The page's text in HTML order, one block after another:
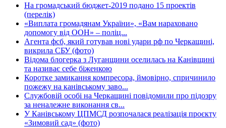
На громадський бюджет-2019 подано 15 проектів
(перелік)
«Виплата громадянам України», «Вам нараховано
допомогу від ООН» – поліц...
Агента фсб, який готував нові удари рф по Черкащині,
викрила СБУ (фото)
Відома блогерка з Луганщини оселилась на Канівщині
та називає себе біженкою
Коротке замикання компресора, ймовірно, спричинило
пожежу на канівському заво...
Службовій особі на Черкащині повідомили про підозру
за неналежне виконання св...
У Канівському ЦПМСД розпочалася реалізація проєкту
«Зимовий сад» (фото)